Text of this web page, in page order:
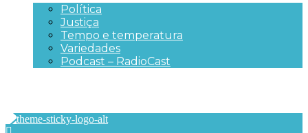
Política
Justiça
Tempo e temperatura
Variedades
Podcast – RadioCast